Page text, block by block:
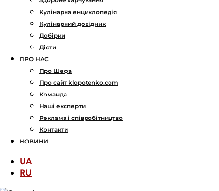
Кулінарна енциклопедія
Кулінарний довідник
Добірки
Дієти
ПРО НАС
Про Шефа
Про сайт klopotenko.com
Команда
Наші експерти
Реклама і співробітництво
Контакти
НОВИНИ
UA
RU